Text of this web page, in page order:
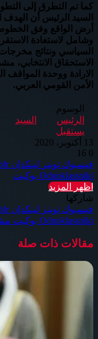
كما تم التطرق إلى
السيد الرئيس أن
أرض الواقع وفق
وشامل لاستعادة
السياسي ونتائج
الاستحقاق الانتخابي،
الارادة ووحدة
الأمن القومي العربي.
الوسوم
الرئيس
السيد
يستقبل
13 أكتوبر، 2020
0
فيسبوك تويتر لينكدإن
Odnoklassniki بوكيت
اظهر المزيد
شاركها
فيسبوك تويتر لينكدإن
Odnoklassniki بوكيت
مقالات ذات صلة